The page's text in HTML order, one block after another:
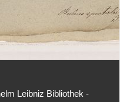
Leibniz Bibliothek -